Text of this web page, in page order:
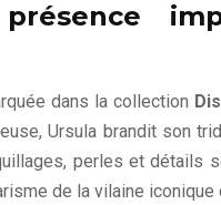
dans la collection
Ursula brandit son
perles et détails
de la vilaine iconique